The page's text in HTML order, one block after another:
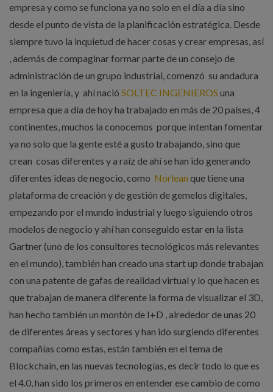
empresa y como se funciona ya no solo en el día a día sino
desde el punto de vista de la planificación estratégica. Desde
siempre tuvo la inquietud de hacer cosas y crear empresas, así
, además de compaginar formar parte de un consejo de
administración de un grupo industrial, comenzó su andadura
en la ingeniería, y ahí nació SOLTEC INGENIEROS una
empresa que a día de hoy ha trabajado en más de 20 países, 4
continentes, muchos la conocemos porque intentan fomentar
ya no solo que la gente esté a gusto trabajando, sino que
crean cosas diferentes y a raíz de ahí se han ido generando
diferentes ideas de negocio, como Norlean que tiene una
plataforma de creación y de gestión de gemelos digitales,
empezando por el mundo industrial y luego siguiendo otros
modelos de negocio y ahí han conseguido estar en la lista
Gartner (uno de los consultores tecnológicos más relevantes
en el mundo), también han creado una start up donde trabajan
con una patente de gafas de realidad virtual y lo que hacen es
que trabajan de manera diferente la forma de visualizar el 3D,
han hecho también un montón de I+D , alrededor de unas 20
de diferentes áreas y sectores y han ido surgiendo diferentes
compañías como estas, están también en el tema de
Blockchain, en las nuevas tecnologías, es decir todo lo que es
el 4.0, han sido los primeros en entender ese cambio de como